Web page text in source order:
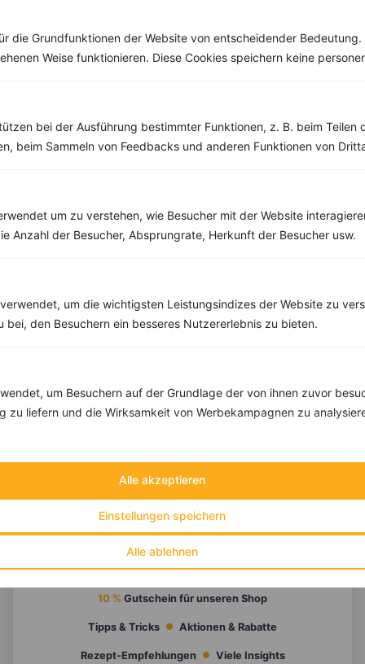
die Grundfunktionen der Website von entscheidender Bedeutung.
Weise funktionieren. Diese Cookies speichern keine
bei der Ausführung bestimmter Funktionen, z. B. beim Teilen
beim Sammeln von Feedbacks und anderen Funktionen von
um zu verstehen, wie Besucher mit der Website
Anzahl der Besucher, Absprungrate, Herkunft der Besucher usw.
um die wichtigsten Leistungsindizes der Website zu
bei, den Besuchern ein besseres Nutzererlebnis zu bieten.
um Besuchern auf der Grundlage der von ihnen zuvor
zu liefern und die Wirksamkeit von Werbekampagnen zu
Alle ablehnen
Einstellungen speichern
Alle akzeptieren
Kohlehydrate:60 g
Rezepte mit 300 bis 400 kcal
Rezepte
‹ ›
Hähnchensalat mit Rucola und Quinoa
Kalorien:396 kcal
10 % Gutschein für unseren Shop
Tipps & Tricks Aktionen & Rabatte
Rezept-Empfehlungen Viele Insights